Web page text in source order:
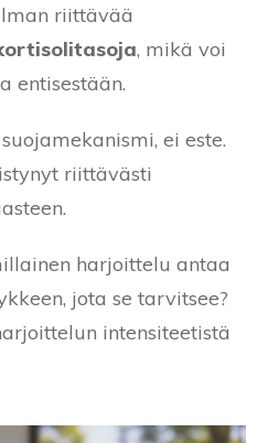
riittävää
, mikä voi
entisestään.
ei este.
riittävästi
harjoittelu antaa
jota se tarvitsee?
intensiteetistä